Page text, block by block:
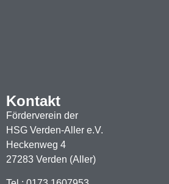
Kontakt
Förderverein der
HSG Verden-Aller e.V.
Heckenweg 4
27283 Verden (Aller)